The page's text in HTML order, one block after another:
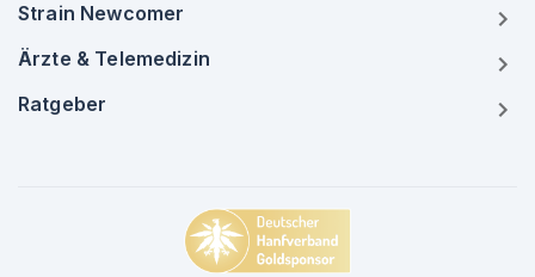
Strain Newcomer
Ärzte & Telemedizin
Ratgeber